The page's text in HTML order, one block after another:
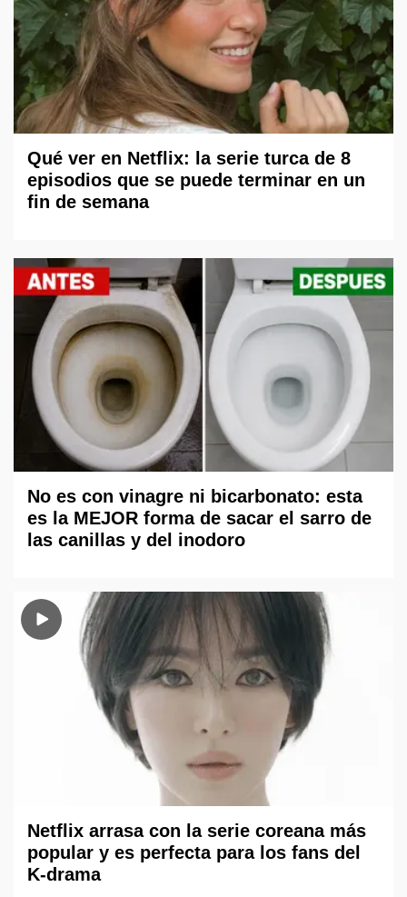
Qué ver en Netflix: la serie turca de 8
episodios que se puede terminar en un
fin de semana
No es con vinagre ni bicarbonato: esta
es la MEJOR forma de sacar el sarro de
las canillas y del inodoro
Netflix arrasa con la serie coreana más
popular y es perfecta para los fans del
K-drama